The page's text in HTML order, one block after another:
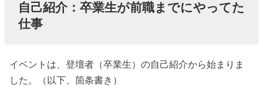
自己紹介：卒業生が前職までにやってた
仕事
イベントは、登壇者（卒業生）の自己紹介から始まりま
した。（以下、箇条書き）